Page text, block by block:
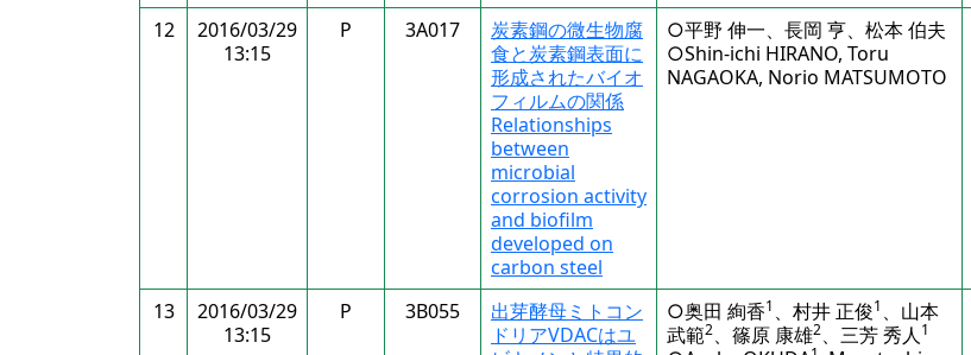
12
2016/03/29
13:15
P 3A017
炭素鋼の微生物腐
食と炭素鋼表面に
形成されたバイオ
フィルムの関係
Relationships
between
microbial
corrosion activity
and biofilm
developed on
carbon steel
○平野 伸一、長岡 亨、松本 伯夫
○Shin-ichi HIRANO, Toru
NAGAOKA, Norio MATSUMOTO
13
2016/03/29
13:15
P 3B055
出芽酵母ミトコン
ドリアVDACはユ
○奥田 絢香1 、村井 正俊1 、山本
武範2、篠原 康雄2、三芳 秀人1